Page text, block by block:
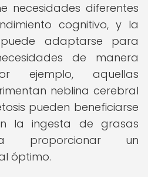
necesidades diferentes
cognitivo, y la
adaptarse para
de manera
ejemplo, aquellas
neblina cerebral
pueden beneficiarse
la ingesta de grasas
proporcionar un
óptimo.